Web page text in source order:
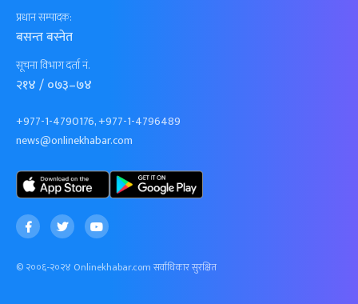
प्रधान सम्पादक:
बसन्त बस्नेत
सूचना विभाग दर्ता नं.
२१४ / ०७३–७४
+977-1-4790176, +977-1-4796489
news@onlinekhabar.com
© २००६-२०२४ Onlinekhabar.com सर्वाधिकार सुरक्षित